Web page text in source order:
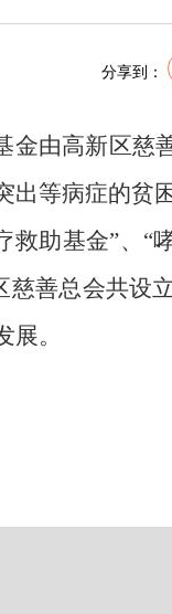
分享到：
金由高新区慈
等病症的贫困
助基金”、“
慈善总会共设
。